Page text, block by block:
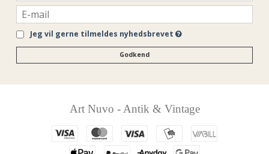
Jeg vil gerne tilmeldes nyhedsbrevet
Godkend
Art Nuvo - Antik & Vintage